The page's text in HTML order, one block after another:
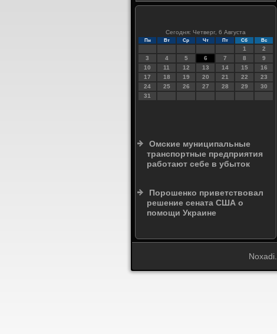
Сегодня: Четверг, 6 Августа
Пн Вт Ср Чт Пт Сб Вс
1
2
3
4 5 6 7 8
9
10
11 12 13 14 15
16
17
18 19 20 21 22
23
24
25 26 27 28 29
30
31
Омские муниципальные
транспортные предприятия
работают себе в убыток
Порошенко приветствовал
решение сената США о
помощи Украине